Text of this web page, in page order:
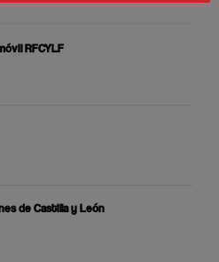
RFCYLF
de Castilla y León